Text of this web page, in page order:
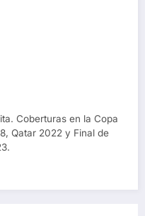
Coberturas en la Copa
Qatar 2022 y Final de